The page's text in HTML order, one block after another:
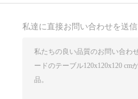
私達に直接お問い合わせを送信